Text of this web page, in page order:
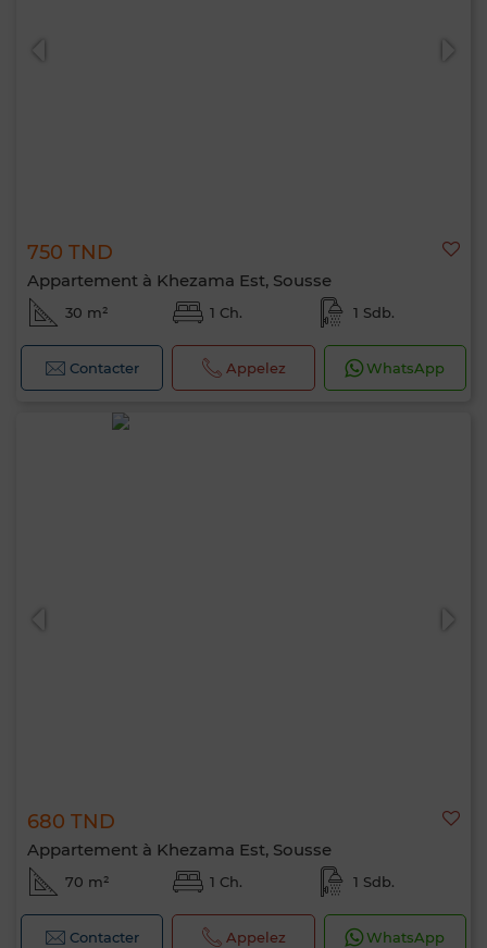
750 TND
Appartement à Khezama Est, Sousse
30 m² 1 Ch. 1 Sdb.
Contacter Appelez WhatsApp
680 TND
Appartement à Khezama Est, Sousse
70 m² 1 Ch. 1 Sdb.
Contacter Appelez WhatsApp